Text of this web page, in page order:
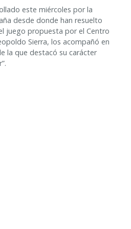
este miércoles por la
desde donde han resuelto
juego propuesta por el Centro
Sierra, los acompañó en
la que destacó su carácter